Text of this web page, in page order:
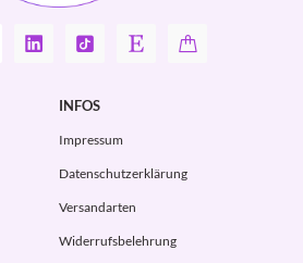
INFOS
Impressum
Datenschutzerklärung
Versandarten
Widerrufsbelehrung